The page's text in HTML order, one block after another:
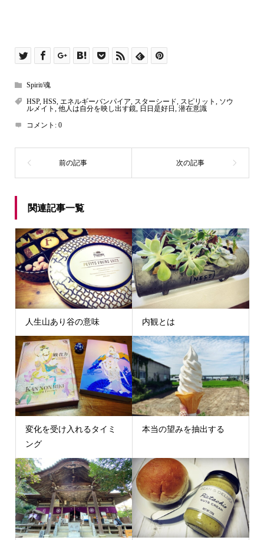
Spirit/魂
HSP, HSS, エネルギーバンパイア, スターシード, スピリット , ソウ
ルメイト , 他人は自分を映し出す鏡, 日日是好日 , 潜在意識
コメント: 0
関連記事一覧
人生山あり谷の意味 内観とは
変化を受け入れるタイミ
ング
本当の望みを抽出する